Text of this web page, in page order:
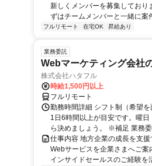
新しくメンバーを募集しており
ずはチームメンバーと一緒に案
フルリモート 在宅OK 昇給あり
業務委託
Webマーケティング会社
株式会社ハタフル
時給1,500円以上
フルリモート
勤務時間詳細 シフト制（希望
1日6時間以上が目安です。曜
ら決めましょう。 ※補足 業務
仕事内容 地方企業の成長を支
Webサービスを企業さまへご案
インサイドセールスのご経験を